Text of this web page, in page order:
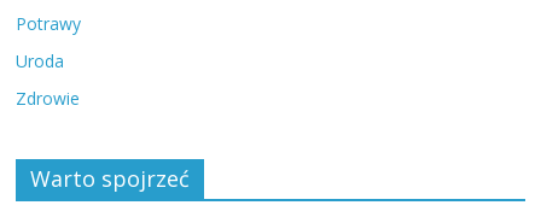
Potrawy
Uroda
Zdrowie
Warto spojrzeć